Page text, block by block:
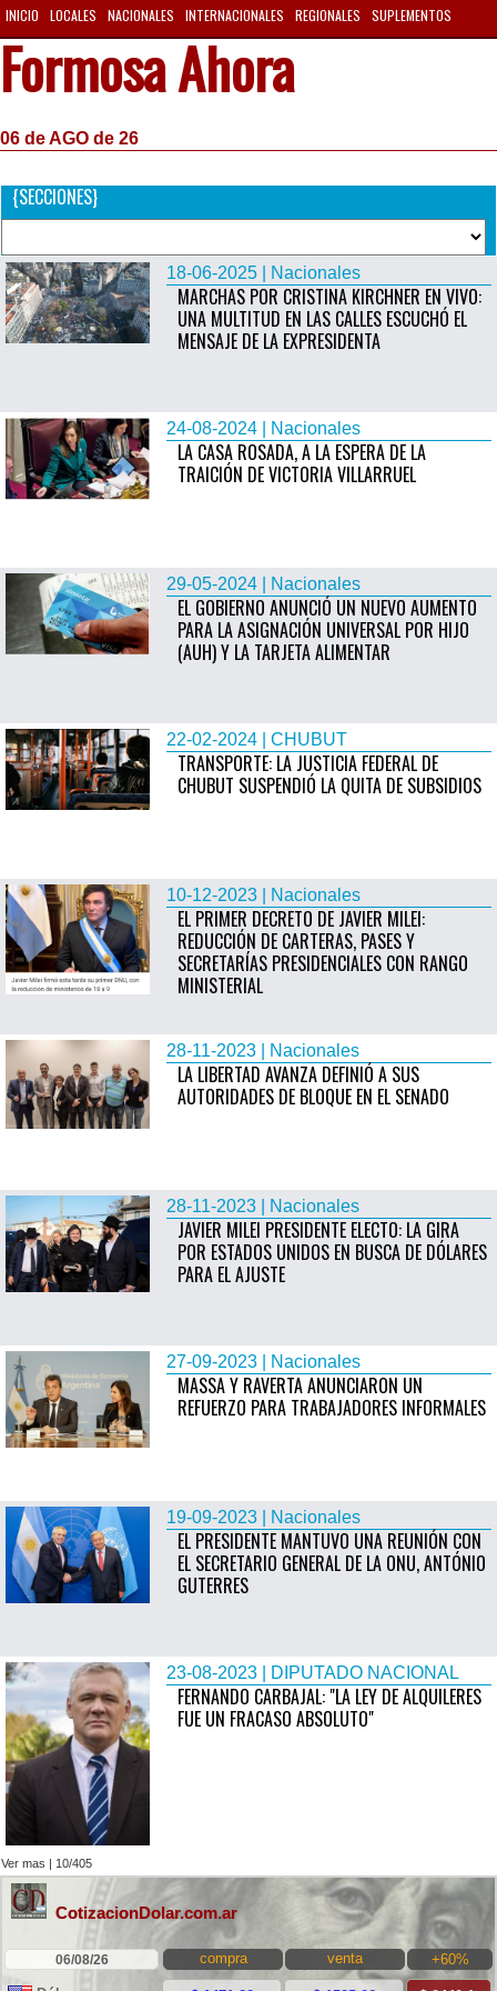
INICIO LOCALES NACIONALES INTERNACIONALES REGIONALES SUPLEMENTOS
Formosa Ahora
06 de AGO de 26
{SECCIONES}
18-06-2025 | Nacionales
MARCHAS POR CRISTINA KIRCHNER EN VIVO:
UNA MULTITUD EN LAS CALLES ESCUCHÓ EL
MENSAJE DE LA EXPRESIDENTA
24-08-2024 | Nacionales
LA CASA ROSADA, A LA ESPERA DE LA
TRAICIÓN DE VICTORIA VILLARRUEL
29-05-2024 | Nacionales
EL GOBIERNO ANUNCIÓ UN NUEVO AUMENTO
PARA LA ASIGNACIÓN UNIVERSAL POR HIJO
(AUH) Y LA TARJETA ALIMENTAR
22-02-2024 | CHUBUT
TRANSPORTE: LA JUSTICIA FEDERAL DE
CHUBUT SUSPENDIÓ LA QUITA DE SUBSIDIOS
10-12-2023 | Nacionales
EL PRIMER DECRETO DE JAVIER MILEI:
REDUCCIÓN DE CARTERAS, PASES Y
SECRETARÍAS PRESIDENCIALES CON RANGO
MINISTERIAL
28-11-2023 | Nacionales
LA LIBERTAD AVANZA DEFINIÓ A SUS
AUTORIDADES DE BLOQUE EN EL SENADO
28-11-2023 | Nacionales
JAVIER MILEI PRESIDENTE ELECTO: LA GIRA
POR ESTADOS UNIDOS EN BUSCA DE DÓLARES
PARA EL AJUSTE
27-09-2023 | Nacionales
MASSA Y RAVERTA ANUNCIARON UN
REFUERZO PARA TRABAJADORES INFORMALES
19-09-2023 | Nacionales
EL PRESIDENTE MANTUVO UNA REUNIÓN CON
EL SECRETARIO GENERAL DE LA ONU, ANTÓNIO
GUTERRES
23-08-2023 | DIPUTADO NACIONAL
FERNANDO CARBAJAL: "LA LEY DE ALQUILERES
FUE UN FRACASO ABSOLUTO"
Ver mas | 10/405